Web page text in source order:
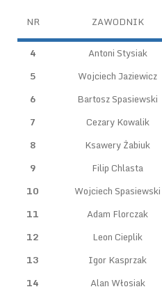
NR ZAWODNIK
4 Antoni Stysiak
5
Wojciech Jaziewicz
6
Bartosz Spasiewski
7
Cezary Kowalik
8
Ksawery Żabiuk
9
Filip Chlasta
10
Wojciech Spasiewski
11
Adam Florczak
12
Leon Cieplik
13
Igor Kasprzak
14
Alan Włosiak